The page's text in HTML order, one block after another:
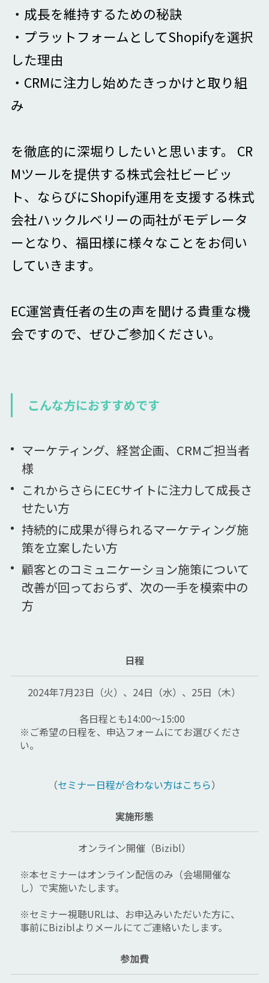
・成長を維持するための秘訣
・プラットフォームとしてShopifyを選択
した理由
・CRMに注力し始めたきっかけと取り組
み
を徹底的に深堀りしたいと思います。 CR
Mツールを提供する株式会社ビービッ
ト、ならびにShopify運用を支援する株式
会社ハックルベリーの両社がモデレータ
ーとなり、福田様に様々なことをお伺い
していきます。
EC運営責任者の生の声を聞ける貴重な機
会ですので、ぜひご参加ください。
こんな方におすすめです
マーケティング、経営企画、CRMご担当者
様
これからさらにECサイトに注力して成長さ
せたい方
持続的に成果が得られるマーケティング施
策を立案したい方
顧客とのコミュニケーション施策について
改善が回っておらず、次の一手を模索中の
方
日程
2024年7月23日（火）、24日（水）、25日（木）
各日程とも14:00～15:00
※ご希望の日程を、申込フォームにてお選びくださ
い。
（セミナー日程が合わない方はこちら）
実施形態
オンライン開催（Bizibl）
※本セミナーはオンライン配信のみ（会場開催な
し）で実施いたします。
※セミナー視聴URLは、お申込みいただいた方に、
事前にBiziblよりメールにてご連絡いたします。
参加費